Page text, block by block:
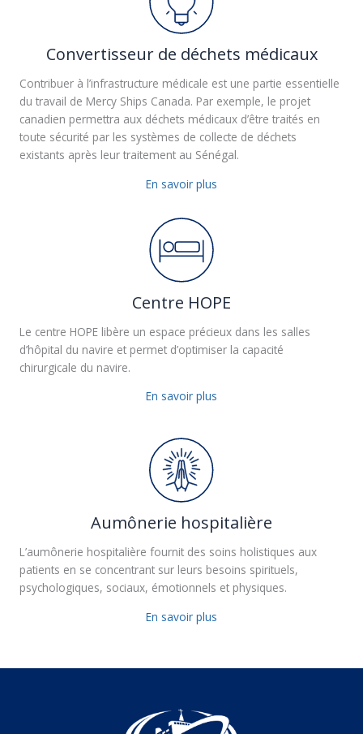
Convertisseur de déchets médicaux
Contribuer à l’infrastructure médicale est une partie essentielle
du travail de Mercy Ships Canada. Par exemple, le projet
canadien permettra aux déchets médicaux d’être traités en
toute sécurité par les systèmes de collecte de déchets
existants après leur traitement au Sénégal.
En savoir plus
Centre HOPE
Le centre HOPE libère un espace précieux dans les salles
d’hôpital du navire et permet d’optimiser la capacité
chirurgicale du navire.
En savoir plus
Aumônerie hospitalière
L’aumônerie hospitalière fournit des soins holistiques aux
patients en se concentrant sur leurs besoins spirituels,
psychologiques, sociaux, émotionnels et physiques.
En savoir plus